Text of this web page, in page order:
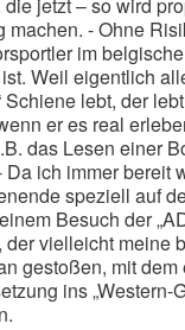
jetzt – so wird
machen. - Ohne
im
Weil eigentlich
Schiene lebt, der
er es real
das Lesen einer
ich immer bereit
speziell auf
Besuch der
vielleicht meine
gestoßen, mit
ins